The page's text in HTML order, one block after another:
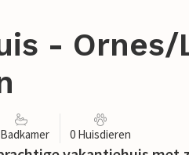
- Ornes/
0 Huisdieren